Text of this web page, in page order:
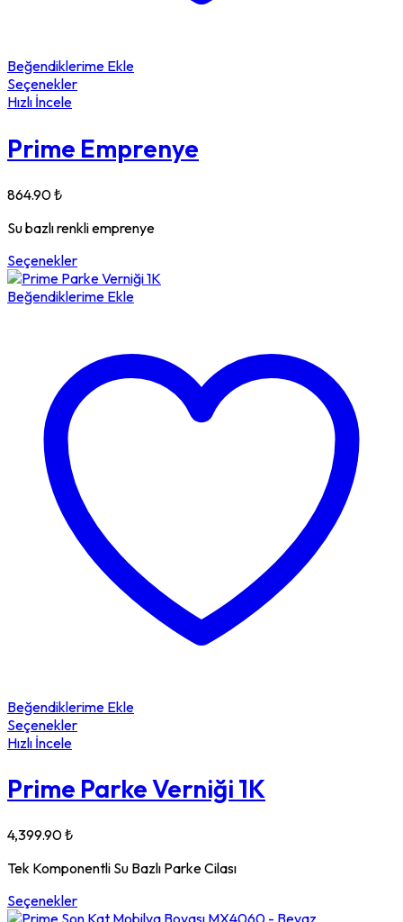
Beğendiklerime Ekle
Seçenekler
Hızlı İncele
Prime Emprenye
864.90₺
Su bazlı renkli emprenye
Seçenekler
Beğendiklerime Ekle
Beğendiklerime Ekle
Seçenekler
Hızlı İncele
Prime Parke Verniği 1K
4,399.90₺
Tek Komponentli Su Bazlı Parke Cilası
Seçenekler